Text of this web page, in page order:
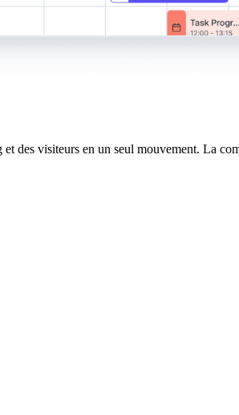
des visiteurs en un seul mouvement. La